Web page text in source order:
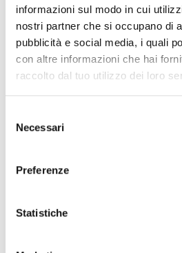
informazioni sul modo in cui
nostri partner che si occupano di
pubblicità e social media, i quali
con altre informazioni che hai
raccolto dal tuo utilizzo dei loro
delNecessari
Preferenze
Statistiche
Accessori Basi EB00 -
Accessori per test dei
Accessori rivelatori Enea
Accessori Senseware
Accessori Serie Industrial
Air2-Aria/W